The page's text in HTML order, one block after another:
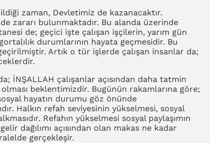
zaman, Devletimiz de kazanacaktır.
zararı bulunmaktadır. Bu alanda üzerinde
de; geçici işte çalışan işçilerin, yarım gün
durumlarının hayata geçmesidir. Bu
Artık o tür işlerde çalışan insanlar da;
İNŞALLAH çalışanlar açısından daha tatmin
beklentimizdir. Bugünün rakamlarına göre;
hayatın durumu göz önünde
Halkın refah seviyesinin yükselmesi, sosyal
Refahın yükselmesi sosyal paylaşımın
dağılımı açısından olan makas ne kadar
gerçekleşir.